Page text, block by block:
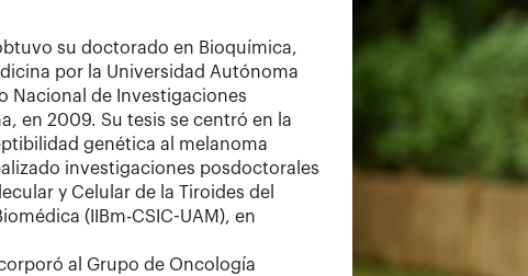
su doctorado en Bioquímica,
por la Universidad Autónoma
Nacional de Investigaciones
en 2009. Su tesis se centró en la
genética al melanoma
investigaciones posdoctorales
y Celular de la Tiroides del
(IIBm-CSIC-UAM), en
al Grupo de Oncología